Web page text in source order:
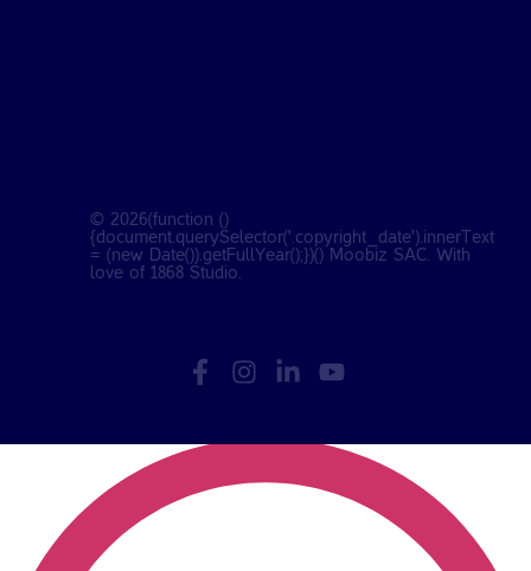
© 2026(function ()
{document.querySelector('.copyright_date').innerText
= (new Date()).getFullYear();})() Moobiz SAC. With
love of1868 Studio